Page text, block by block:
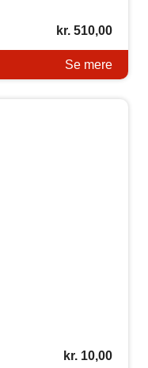
kr.510,00
Se mere
kr.10,00